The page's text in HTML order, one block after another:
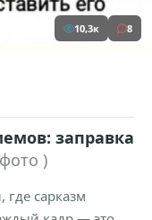
10,3к 8
заправка
)
сарказм